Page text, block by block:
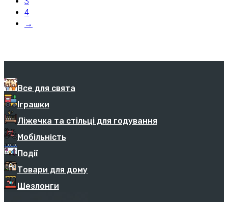
4
→
Все для свята
Іграшки
Ліжечка та стільці для годування
Мобільність
Події
Товари для дому
Шезлонги